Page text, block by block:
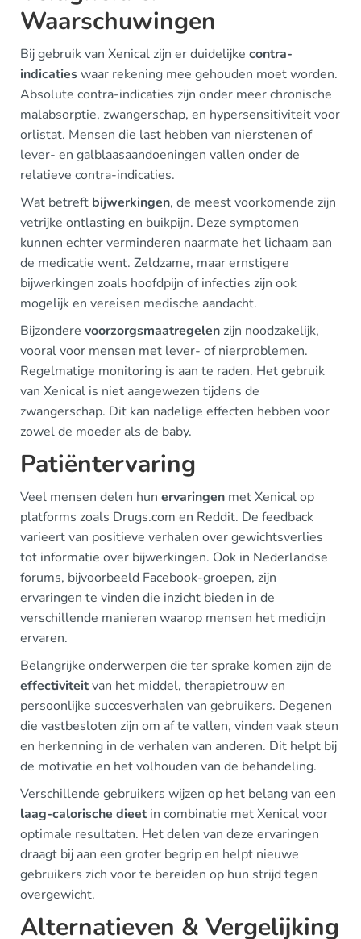
Waarschuwingen
Bij gebruik van Xenical zijn er duidelijke contra-
indicatieswaar rekening mee gehouden moet worden.
Absolute contra-indicaties zijn onder meer chronische
malabsorptie, zwangerschap, en hypersensitiviteit voor
orlistat. Mensen die last hebben van nierstenen of
lever- en galblaasaandoeningen vallen onder de
relatieve contra-indicaties.
Wat betreft bijwerkingen, de meest voorkomende zijn
vetrijke ontlasting en buikpijn. Deze symptomen
kunnen echter verminderen naarmate het lichaam aan
de medicatie went. Zeldzame, maar ernstigere
bijwerkingen zoals hoofdpijn of infecties zijn ook
mogelijk en vereisen medische aandacht.
Bijzondere voorzorgsmaatregelen zijn noodzakelijk,
vooral voor mensen met lever- of nierproblemen.
Regelmatige monitoring is aan te raden. Het gebruik
van Xenical is niet aangewezen tijdens de
zwangerschap. Dit kan nadelige effecten hebben voor
zowel de moeder als de baby.
Patiëntervaring
Veel mensen delen hun ervaringen met Xenical op
platforms zoals Drugs.com en Reddit. De feedback
varieert van positieve verhalen over gewichtsverlies
tot informatie over bijwerkingen. Ook in Nederlandse
forums, bijvoorbeeld Facebook-groepen, zijn
ervaringen te vinden die inzicht bieden in de
verschillende manieren waarop mensen het medicijn
ervaren.
Belangrijke onderwerpen die ter sprake komen zijn de
effectiviteitvan het middel, therapietrouw en
persoonlijke succesverhalen van gebruikers. Degenen
die vastbesloten zijn om af te vallen, vinden vaak steun
en herkenning in de verhalen van anderen. Dit helpt bij
de motivatie en het volhouden van de behandeling.
Verschillende gebruikers wijzen op het belang van een
laag-calorische dieetin combinatie met Xenical voor
optimale resultaten. Het delen van deze ervaringen
draagt bij aan een groter begrip en helpt nieuwe
gebruikers zich voor te bereiden op hun strijd tegen
overgewicht.
Alternatieven & Vergelijking